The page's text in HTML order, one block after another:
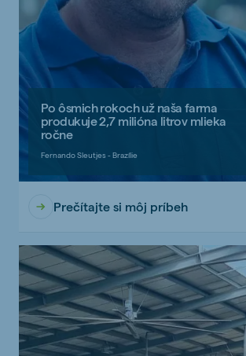
Po ôsmich rokoch už naša farma
produkuje 2,7 milióna litrov mlieka
ročne
Fernando Sleutjes - Brazílie
Prečítajte si môj príbeh